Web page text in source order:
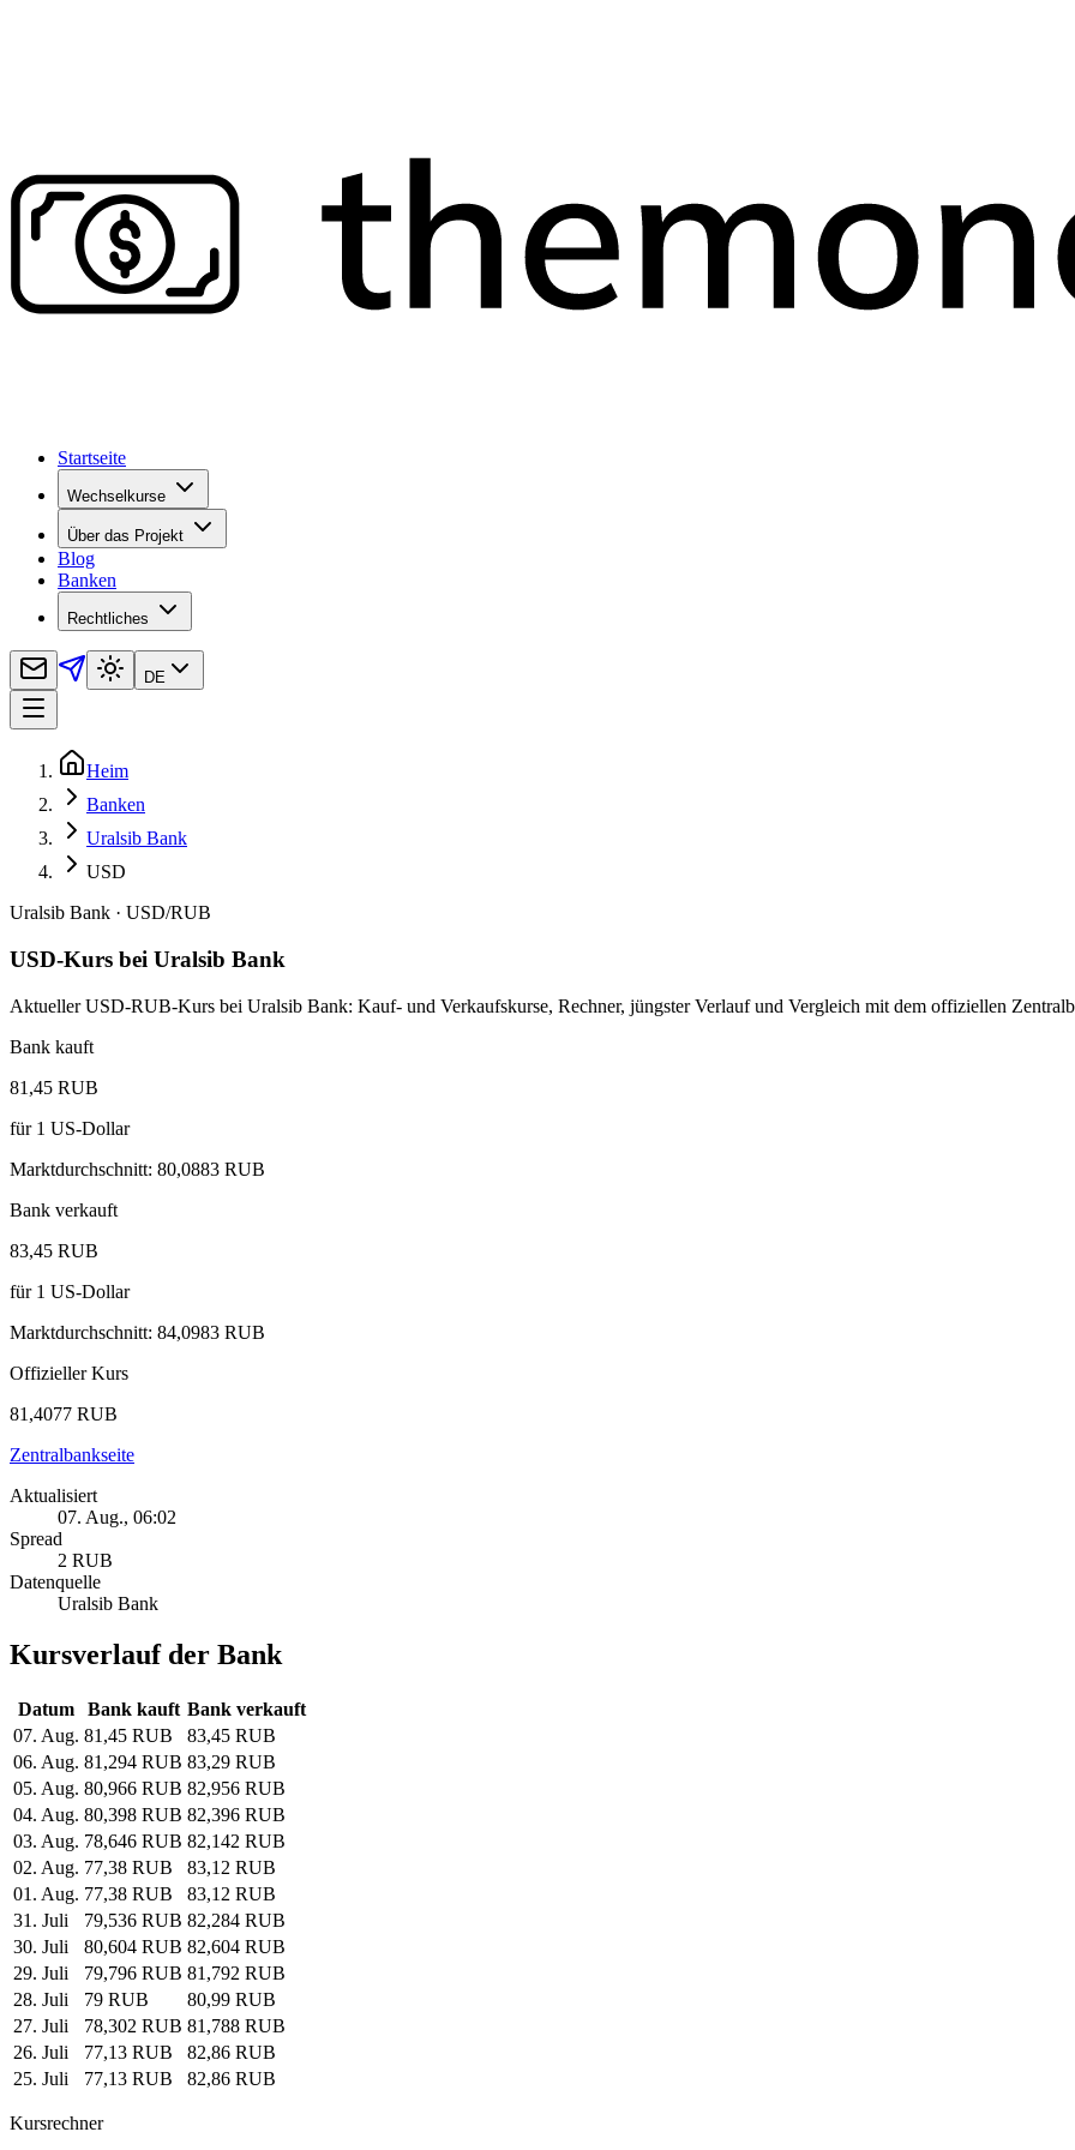
Startseite
Wechselkurse
Über das Projekt
Blog
Banken
Rechtliches
DE
Heim
Banken
Uralsib Bank
USD
Uralsib Bank · USD/RUB
USD-Kurs bei Uralsib Bank
Aktueller USD-RUB-Kurs bei Uralsib Bank: Kauf- und Verkaufskurse, Rechner, jüngster Verlauf und Vergleich mit dem offiziellen
Bank kauft
81,45 RUB
für1 US-Dollar
Marktdurchschnitt: 80,0883 RUB
Bank verkauft
83,45 RUB
für1 US-Dollar
Marktdurchschnitt: 84,0983 RUB
Offizieller Kurs
81,4077 RUB
Zentralbankseite
Aktualisiert
07. Aug., 06:02
Spread
2 RUB
Datenquelle
Uralsib Bank
Kursverlauf der Bank
Datum Bank kauft Bank verkauft
07. Aug. 81,45 RUB
83,45 RUB
06. Aug. 81,294 RUB 83,29 RUB
05. Aug. 80,966 RUB 82,956 RUB
04. Aug. 80,398 RUB 82,396 RUB
03. Aug. 78,646 RUB 82,142 RUB
02. Aug. 77,38 RUB
83,12 RUB
01. Aug. 77,38 RUB
83,12 RUB
31. Juli
79,536 RUB 82,284 RUB
30. Juli
80,604 RUB 82,604 RUB
29. Juli
79,796 RUB 81,792 RUB
28. Juli
79 RUB
80,99 RUB
27. Juli
78,302 RUB 81,788 RUB
26. Juli
77,13 RUB
82,86 RUB
25. Juli
77,13 RUB 82,86 RUB
Kursrechner